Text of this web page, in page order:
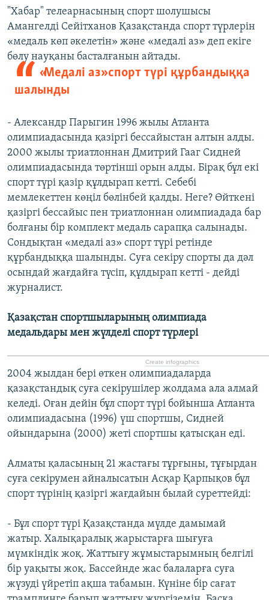
"Хабар" телеарнасының спорт шолушысы
Амангелді Сейітханов Қазақстанда спорт түрлерін
«медаль көп әкелетін» және «медалі аз» деп екіге
бөлу науқаны басталғанын айтады.
«Медалі аз» спорт түрі құрбандыққа
шалынды
- Александр Парыгин 1996 жылы Атланта
олимпиадасында қазіргі бессайыстан алтын алды.
2000 жылы триатлоннан Дмитрий Гааг Сидней
олимпиадасында төртінші орын алды. Бірақ бұл екі
спорт түрі қазір құлдырап кетті. Себебі
мемлекеттен көңіл бөлінбей қалды. Неге? Өйткені
қазіргі бессайыс пен триатлоннан олимпиадада бар
болғаны бір комплект медаль сарапқа салынады.
Сондықтан «медалі аз» спорт түрі ретінде
құрбандыққа шалынды. Суға секіру спорты да дәл
осындай жағдайға түсіп, құлдырап кетті - дейді
журналист.
Қазақстан спортшыларының олимпиада
медальдары мен жүлделі спорт түрлері
Create infographics
2004 жылдан бері өткен олимпиадаларда
қазақстандық суға секірушілер жолдама ала алмай
келеді. Оған дейін бұл спорт түрі бойынша Атланта
олимпиадасына (1996) үш спортшы, Сидней
ойындарына (2000) жеті спортшы қатысқан еді.
Алматы қаласының 21 жастағы тұрғыны, тұғырдан
суға секірумен айналысатын Асқар Қарпықов бұл
спорт түрінің қазіргі жағдайын былай суреттейді:
- Бұл спорт түрі Қазақстанда мүлде дамымай
жатыр. Халықаралық жарыстарға шығуға
мүмкіндік жоқ. Жаттығу жұмыстарымның белгілі
бір уақыты жоқ. Бассейнде жас балаларға суға
жүзуді үйретіп ақша табамын. Күніне бір сағат